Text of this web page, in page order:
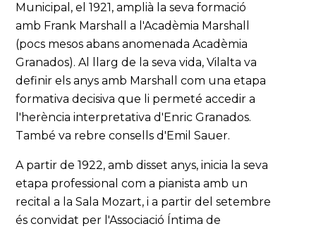
Municipal, el 1921, amplià la seva formació
amb Frank Marshall a l'Acadèmia Marshall
(pocs mesos abans anomenada Acadèmia
Granados). Al llarg de la seva vida, Vilalta va
definir els anys amb Marshall com una etapa
formativa decisiva que li permeté accedir a
l'herència interpretativa d'Enric Granados.
També va rebre consells d'Emil Sauer.
A partir de 1922, amb disset anys, inicia la seva
etapa professional com a pianista amb un
recital a la Sala Mozart, i a partir del setembre
és convidat per l'Associació Íntima de